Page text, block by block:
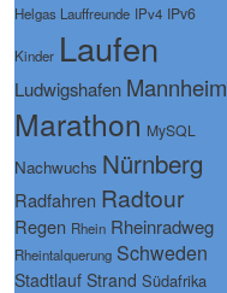
Helgas Lauffreunde IPv4 IPv6
Kinder Laufen
Ludwigshafen Mannheim
Marathon MySQL
Nachwuchs Nürnberg
Radfahren Radtour
Regen Rhein Rheinradweg
Rheintalquerung Schweden
Stadtlauf Strand Südafrika